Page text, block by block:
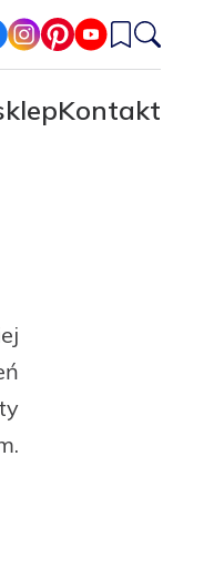
instagram
pinterest
youtube
Kontakt